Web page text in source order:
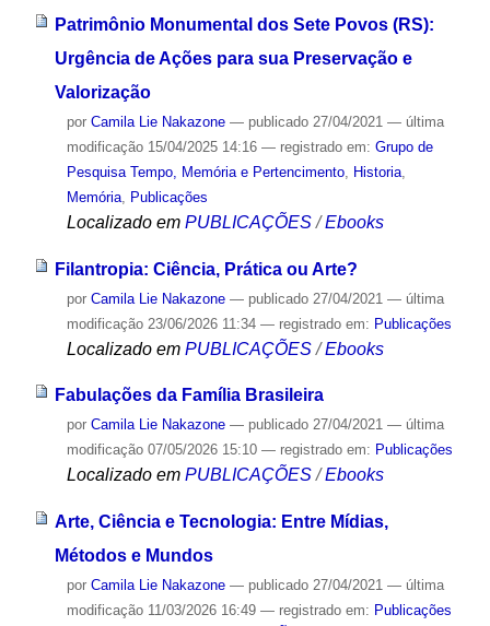
Patrimônio Monumental dos Sete Povos (RS):
Urgência de Ações para sua Preservação e
Valorização
por Camila Lie Nakazone — publicado27/04/2021 — última
modificação15/04/2025 14:16 — registrado em: Grupo de
Pesquisa Tempo, Memória e Pertencimento, Historia,
Memória, Publicações
Localizado em PUBLICAÇÕES /Ebooks
Filantropia: Ciência, Prática ou Arte?
por Camila Lie Nakazone — publicado27/04/2021 — última
modificação23/06/2026 11:34 — registrado em: Publicações
Localizado em PUBLICAÇÕES /Ebooks
Fabulações da Família Brasileira
por Camila Lie Nakazone — publicado27/04/2021 — última
modificação07/05/2026 15:10 — registrado em: Publicações
Localizado em PUBLICAÇÕES /Ebooks
Arte, Ciência e Tecnologia: Entre Mídias,
Métodos e Mundos
por Camila Lie Nakazone — publicado27/04/2021 — última
modificação11/03/2026 16:49 — registrado em: Publicações